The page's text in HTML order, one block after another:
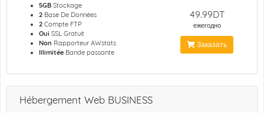
5GB Stockage
2 Base De Données
2 Compte FTP
Oui SSL Gratuit
Non Rapporteur AWstats
Illimitée Bande passante
49.99DT
ежегодно
Заказать
Hébergement Web BUSINESS